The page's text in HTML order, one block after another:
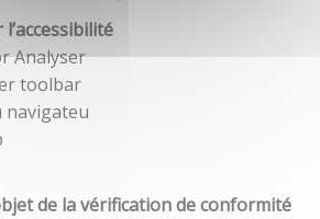
Analyser
toolbar
navigateu
de la vérification de conformité